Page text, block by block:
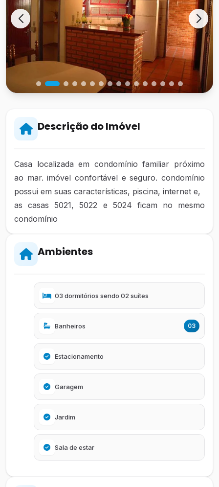
Descrição do Imóvel
Casa localizada em condomínio familiar próximo
ao mar. imóvel confortável e seguro. condomínio
possui em suas características, piscina, internet e,
as casas 5021, 5022 e 5024 ficam no mesmo
condomínio
Ambientes
03 dormitórios sendo 02 suítes
Banheiros 03
Estacionamento
Garagem
Jardim
Sala de estar